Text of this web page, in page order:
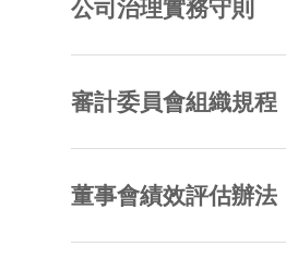
公司治理實務守則
審計委員會組織規程
董事會績效評估辦法